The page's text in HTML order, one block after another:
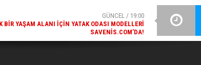
GÜNCEL / 18:38
KARS'IN TURIZM POTANSIYELI BAKÜ'DE TANITILDI